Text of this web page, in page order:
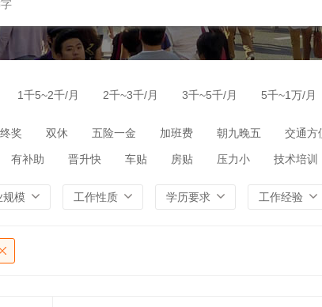
1千5~2千/月 2千~3千/月 3千~5千/月 5千~1万/月
奖 双休 五险一金 加班费 朝九晚五 交通方
有补助 晋升快 车贴 房贴 压力小 技术培训
规模 工作性质 学历要求 工作经验